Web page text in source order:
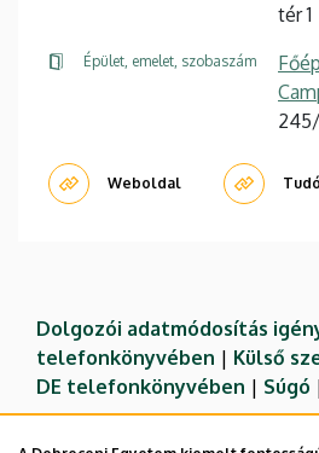
tér 1
Épület, emelet, szobaszám
Weboldal
Dolgozói adatmódosítás
telefonkönyvében | Külső
DE telefonkönyvében | Súgó